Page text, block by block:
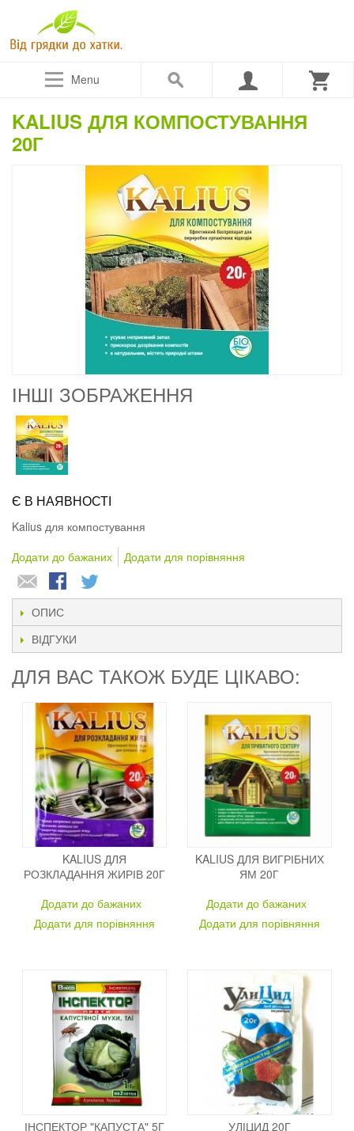
Menu
KALIUS ДЛЯ КОМПОСТУВАННЯ
20Г
ІНШІ ЗОБРАЖЕННЯ
Є В НАЯВНОСТІ
Kalius для компостування
Додати до бажаних
Додати для порівняння
ОПИС
ВІДГУКИ
ДЛЯ ВАС ТАКОЖ БУДЕ ЦІКАВО:
KALIUS ДЛЯ
РОЗКЛАДАННЯ ЖИРІВ 20Г
Додати до бажаних
Додати для порівняння
KALIUS ДЛЯ ВИГРІБНИХ
ЯМ 20Г
Додати до бажаних
Додати для порівняння
ІНСПЕКТОР "КАПУСТА" 5Г
УЛІЦИД 20Г